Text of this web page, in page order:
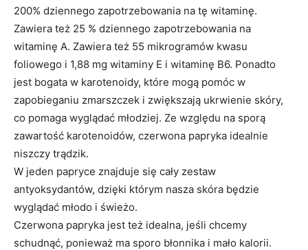
200% dziennego zapotrzebowania na tę witaminę.
Zawiera też 25 % dziennego zapotrzebowania na
witaminę A. Zawiera też 55 mikrogramów kwasu
foliowego i 1,88 mg witaminy E i witaminę B6. Ponadto
jest bogata w karotenoidy, które mogą pomóc w
zapobieganiu zmarszczek i zwiększają ukrwienie skóry,
co pomaga wyglądać młodziej. Ze względu na sporą
zawartość karotenoidów, czerwona papryka idealnie
niszczy trądzik.
W jeden papryce znajduje się cały zestaw
antyoksydantów, dzięki którym nasza skóra będzie
wyglądać młodo i świeżo.
Czerwona papryka jest też idealna, jeśli chcemy
schudnąć, ponieważ ma sporo błonnika i mało kalorii.